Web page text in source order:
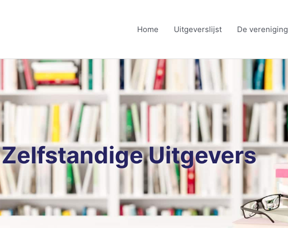
Home Uitgeverslijst De vereniging
Uitgevers